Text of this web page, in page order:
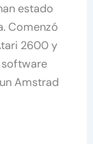
estado
Comenzó
2600 y
Amstrad